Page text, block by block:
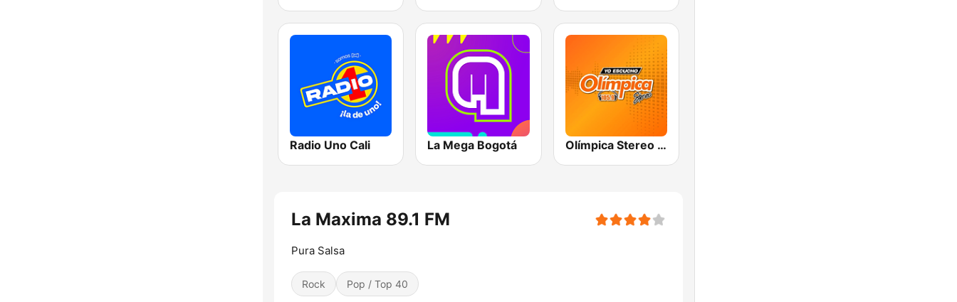
Radio Uno Cali La Mega Bogotá Olímpica Stereo Bogotá 105.9 FM
La Maxima 89.1 FM
Pura Salsa
Rock Pop / Top 40